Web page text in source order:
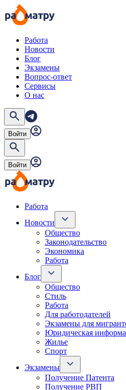
Работа
Новости
Блог
Экзамены
Вопрос-ответ
Сервисы
О нас
Войти
Войти
Работа
Новости
Общество
Законодательство
Экономика
Работа
Блог
Общество
Стиль
Работа
Для работодателей
Экзамены для
Юридическая
Жилье
Спорт
Экзамены
Получение Патента
Получение РВП